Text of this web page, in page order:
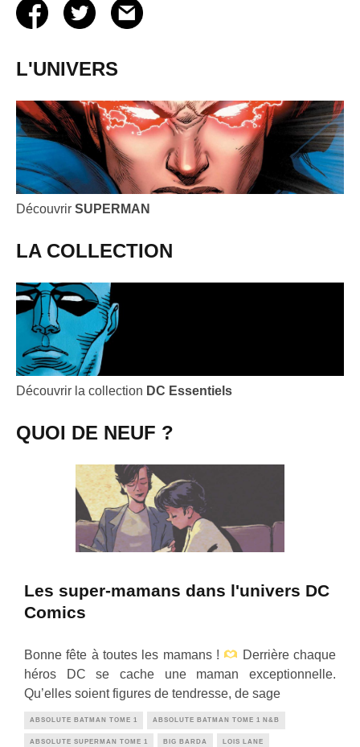
L'UNIVERS
Découvrir SUPERMAN
LA COLLECTION
Découvrir la collection DC Essentiels
QUOI DE NEUF ?
Les super-mamans dans l'univers DC
Comics
Bonne fête à toutes les mamans !
Derrière chaque
héros DC se cache une maman exceptionnelle.
Qu’elles soient figures de tendresse, de sage
ABSOLUTE BATMAN TOME 1 ABSOLUTE BATMAN TOME 1 N&B
ABSOLUTE SUPERMAN TOME 1 BIG BARDA LOIS LANE